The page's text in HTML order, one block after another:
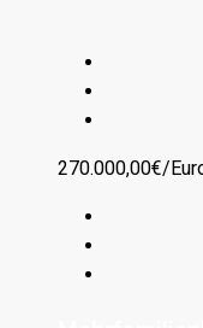
270.000,00€/